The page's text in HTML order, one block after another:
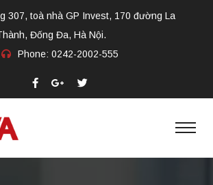
307, toà nhà GP Invest, 170 đường La
Đống Đa, Hà Nội.
Phone: 0242-2002-555​